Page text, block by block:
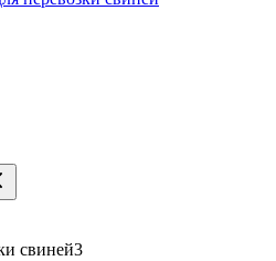
свиней3